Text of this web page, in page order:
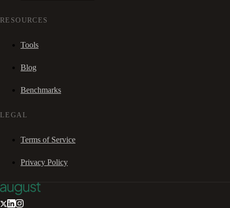
RESOURCES
Tools
Blog
Benchmarks
LEGAL
Terms of Service
Privacy Policy